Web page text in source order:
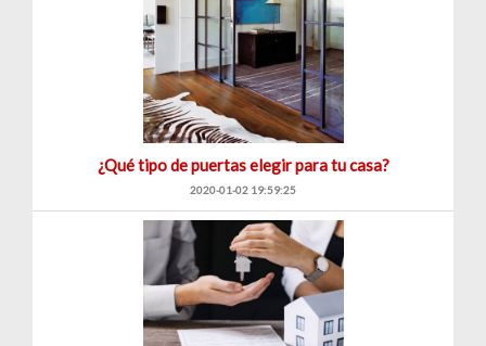
¿Qué tipo de puertas elegir para tu casa?
2020-01-02 19:59:25